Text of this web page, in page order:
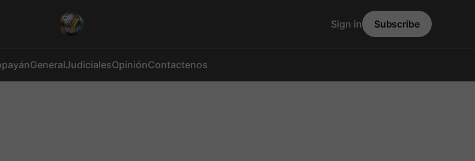
GeneralJudicialesOpiniónContactenos
Sign in Subscribe